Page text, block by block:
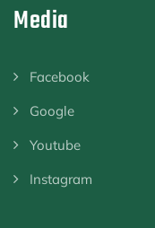
Media
Facebook
Google
Youtube
Instagram